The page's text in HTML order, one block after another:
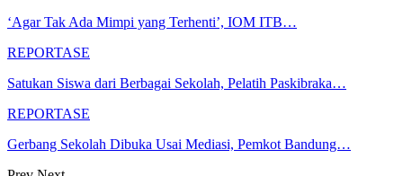
‘Agar Tak Ada Mimpi yang Terhenti’, IOM ITB…
REPORTASE
Satukan Siswa dari Berbagai Sekolah, Pelatih Paskibraka…
REPORTASE
Gerbang Sekolah Dibuka Usai Mediasi, Pemkot Bandung…